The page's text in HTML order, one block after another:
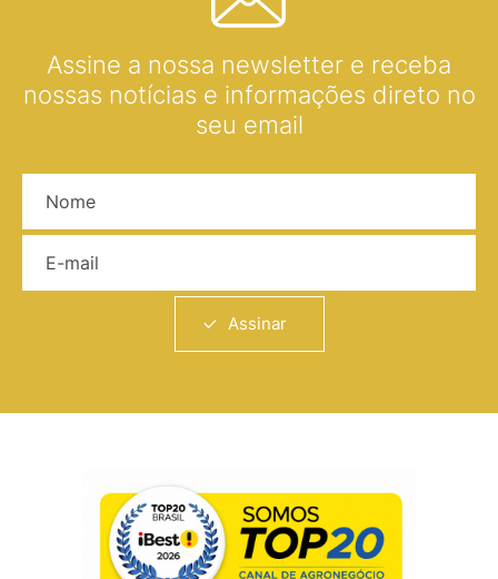
Assine a nossa newsletter e receba
nossas notícias e informações direto no
seu email
Assinar